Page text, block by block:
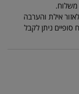
אילת והערבה
סופיים ניתן לקבל